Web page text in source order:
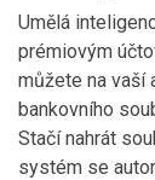
Umělá
prémiovým
můžete na vaší
bankovního
Stačí nahrát
systém se